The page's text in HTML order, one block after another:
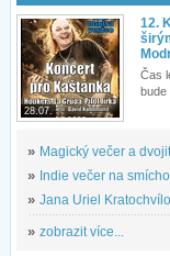
28.07.
12.
Čas
bude
» Magický večer a
» Indie večer na
» Jana Uriel
» zobrazit více...